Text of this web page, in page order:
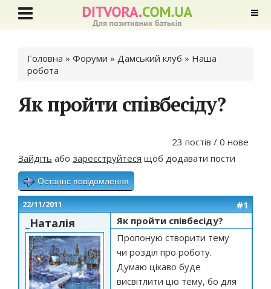
Ви є тут
Головна » Форуми » Дамський клуб » Наша
робота
Як пройти співбесіду?
23 постів / 0 нове
Зайдіть або зареєструйтеся щоб додавати пости
Останнє повідомлення
22/11/2011 #1
_Наталія
Як пройти співбесіду?
Пропоную створити тему
чи розділ про роботу.
Думаю цікаво буде
висвітлити цю тему, бо для